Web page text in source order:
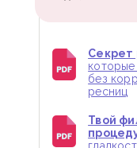
Секрет
которые
без
ресниц
Твой